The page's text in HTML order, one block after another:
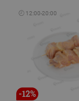
🕘 12:00-20:00
-12%